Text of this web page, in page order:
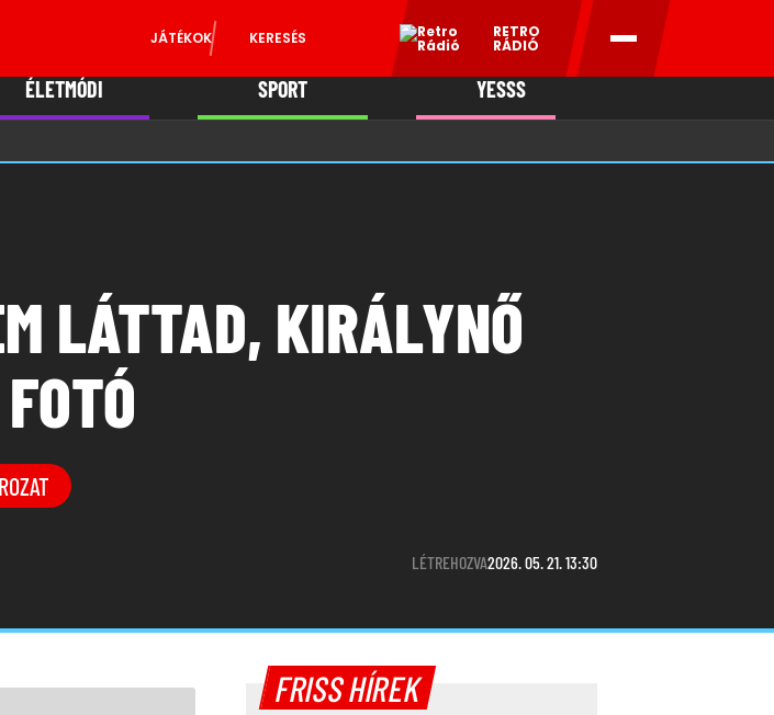
JÁTÉKOK KERESÉS RETRO
RÁDIÓ
ÉLETMÓDI SPORT YESSS
LÁTTAD, KIRÁLYNŐ
LÉTREHOZVA2026. 05. 21. 13:30
FRISS HÍREK